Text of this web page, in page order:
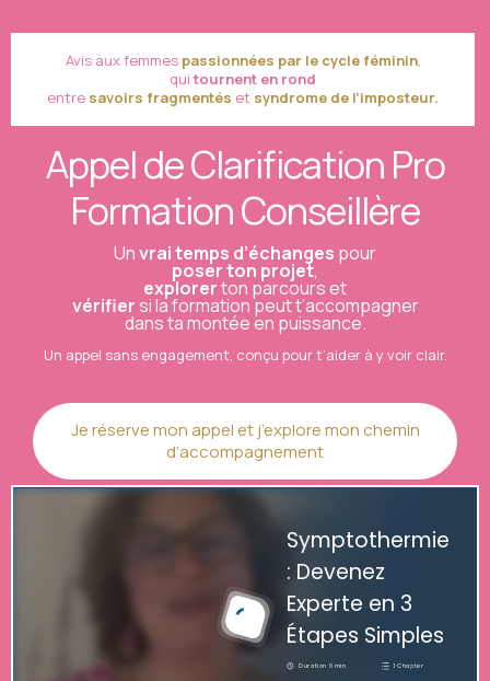
Avis aux femmes passionnées par le cycle féminin,
quitournent en rond
entre savoirs fragmentés et syndrome de l’imposteur.
Appel de Clarification Pro
Formation Conseillère
Unvrai temps d’échanges pour
poser ton projet,
explorerton parcours et
vérifiersi la formation peut t’accompagner
dans ta montée en puissance.
Un appel sans engagement, conçu pour t’aider à y voir clair.
Je réserve mon appel et j’explore mon chemin
d’accompagnement